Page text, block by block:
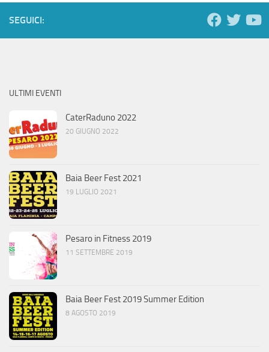
SEGUICI:
ULTIMI EVENTI
CaterRaduno 2022
20 GIUGNO 2022
Baia Beer Fest 2021
19 LUGLIO 2021
Pesaro in Fitness 2019
11 SETTEMBRE 2019
Baia Beer Fest 2019 Summer Edition
8 AGOSTO 2019